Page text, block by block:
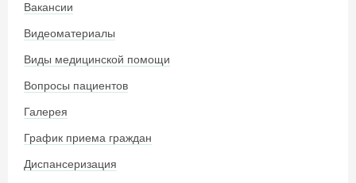
Вакансии
Видеоматериалы
Виды медицинской помощи
Вопросы пациентов
Галерея
График приема граждан
Диспансеризация